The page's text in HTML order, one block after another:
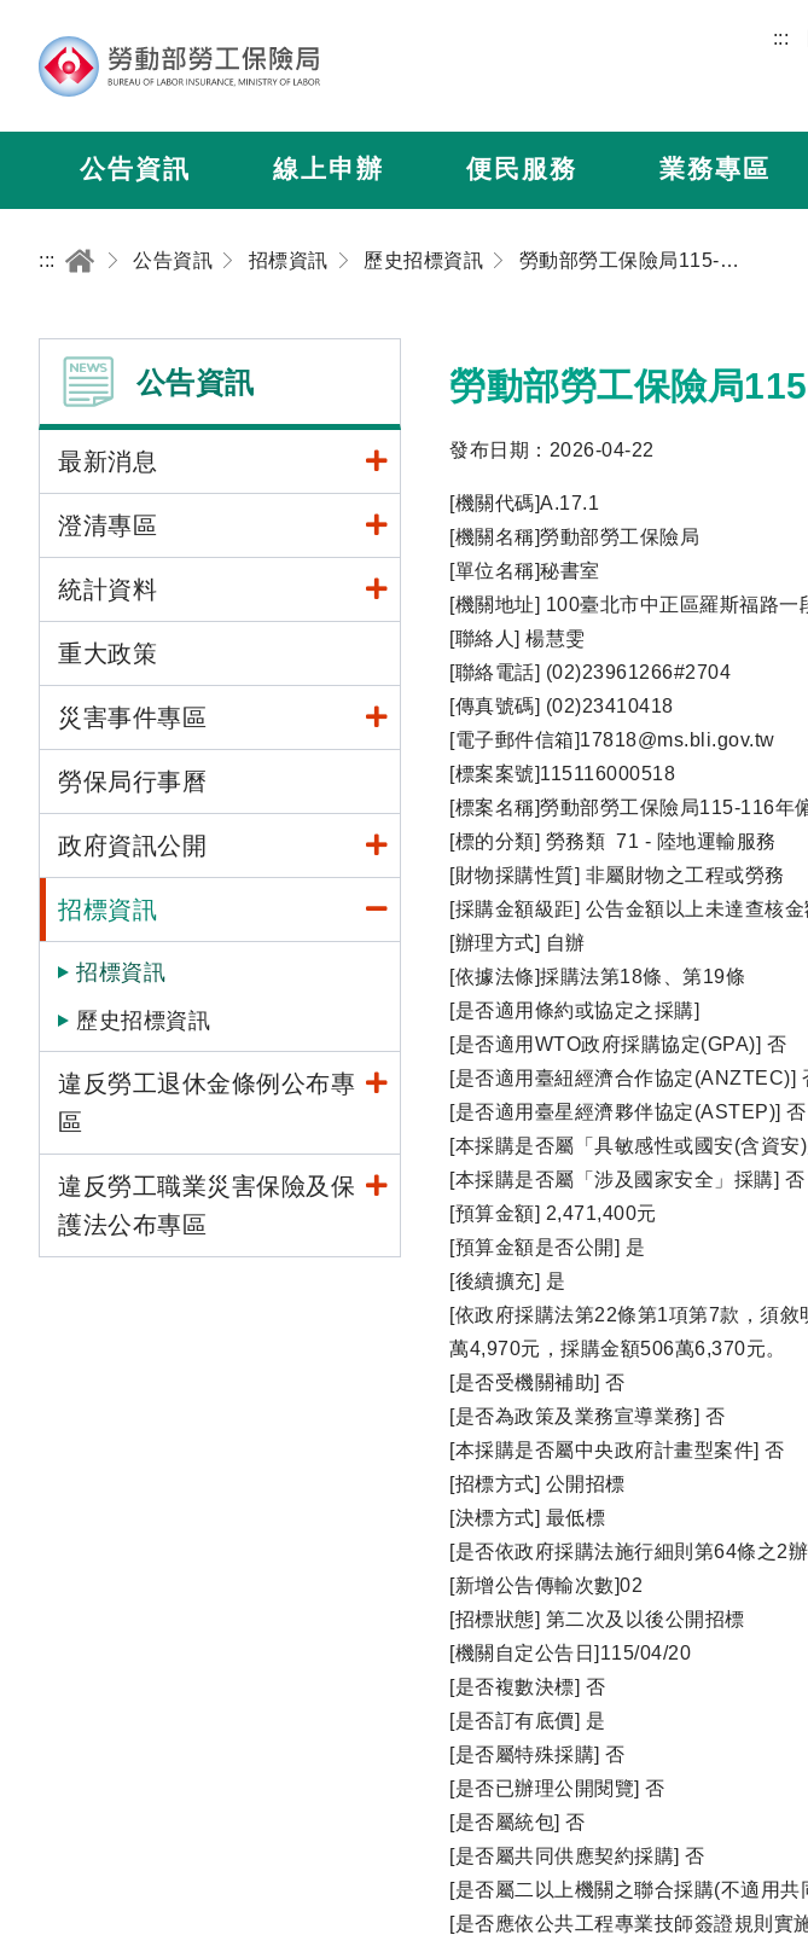
:::
公告資訊 線上申辦 便民服務 業務專區
::: 公告資訊 招標資訊 歷史招標資訊 勞動部勞工保險局115-116年僱車搬運檔案資料及辦公設備案
公告資訊
最新消息
澄清專區
統計資料
重大政策
災害事件專區
勞保局行事曆
政府資訊公開
招標資訊
招標資訊
歷史招標資訊
違反勞工退休金條例公布專
區
違反勞工職業災害保險及保
護法公布專區
勞動部勞工保險局
發布日期：2026-04-22
[機關代碼]A.17.1
[機關名稱]勞動部勞工保險局
[單位名稱]秘書室
[機關地址] 100臺北市中正區羅斯福路一
[聯絡人] 楊慧雯
[聯絡電話] (02)23961266#2704
[傳真號碼] (02)23410418
[電子郵件信箱]17818@ms.bli.gov.tw
[標案案號]115116000518
[標案名稱]勞動部勞工保險局115-116年
[標的分類] 勞務類 71 - 陸地運輸服務
[財物採購性質] 非屬財物之工程或勞務
[採購金額級距] 公告金額以上未達查核金
[辦理方式] 自辦
[依據法條]採購法第18條、第19條
[是否適用條約或協定之採購]
[是否適用WTO政府採購協定(GPA)] 否
[是否適用臺紐經濟合作協定(ANZTEC)]
[是否適用臺星經濟夥伴協定(ASTEP)] 否
[本採購是否屬「具敏感性或國安(含資
[本採購是否屬「涉及國家安全」採購] 否
[預算金額] 2,471,400元
[預算金額是否公開] 是
[後續擴充] 是
[依政府採購法第22條第1項第7款，須
萬4,970元，採購金額506萬6,370元。
[是否受機關補助] 否
[是否為政策及業務宣導業務] 否
[本採購是否屬中央政府計畫型案件] 否
[招標方式] 公開招標
[決標方式] 最低標
[是否依政府採購法施行細則第64條之2
[新增公告傳輸次數]02
[招標狀態] 第二次及以後公開招標
[機關自定公告日]115/04/20
[是否複數決標] 否
[是否訂有底價] 是
[是否屬特殊採購] 否
[是否已辦理公開閱覽] 否
[是否屬統包] 否
[是否屬共同供應契約採購] 否
[是否屬二以上機關之聯合採購(不適用
[是否應依公共工程專業技師簽證規則實